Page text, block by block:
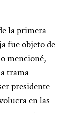
la primera
fue objeto de
mencioné,
trama
presidente
en las